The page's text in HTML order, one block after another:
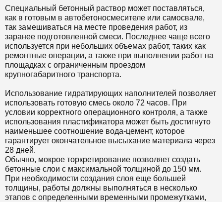
Специальный бетонный раствор может поставляться,
как в готовым в автобетоносмесителе или самосвале,
так замешиваться на месте проведения работ, из
заранее подготовленной смеси. Последнее чаще всего
используется при небольших объемах работ, таких как
ремонтные операции, а также при выполнении работ на
площадках с ограниченным проездом
крупногабаритного транспорта.
Использование гидратирующих наполнителей позволяет
использовать готовую смесь около 72 часов. При
условии корректного операционного контроля, а также
использования пластификатора может быть достигнуто
наименьшее соотношение вода-цемент, которое
гарантирует окончательное высыхание материала через
28 дней.
Обычно, мокрое торкретирование позволяет создать
бетонные слои с максимальной толщиной до 150 мм.
При необходимости создания слоя еще большей
толщины, работы должны выполняться в несколько
этапов с определенными временными промежутками,